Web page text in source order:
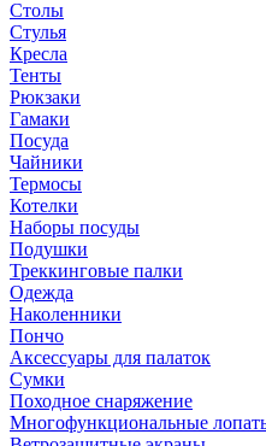
Столы
Стулья
Кресла
Тенты
Рюкзаки
Гамаки
Посуда
Чайники
Термосы
Котелки
Наборы посуды
Подушки
Треккинговые палки
Одежда
Наколенники
Пончо
Аксессуары для палаток
Сумки
Походное снаряжение
Многофункциональные